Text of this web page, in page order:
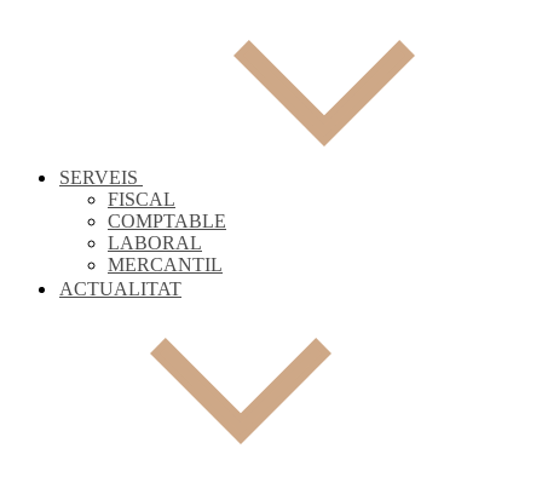
SERVEIS
FISCAL
COMPTABLE
LABORAL
MERCANTIL
ACTUALITAT